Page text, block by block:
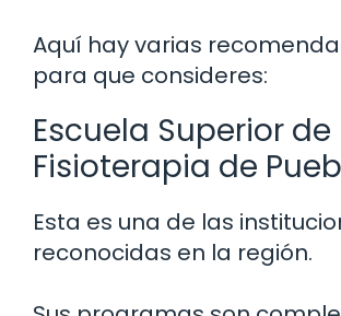
Aquí hay varias
para que consideres:
Escuela Superior de
Fisioterapia de
Esta es una de las
reconocidas en la región.